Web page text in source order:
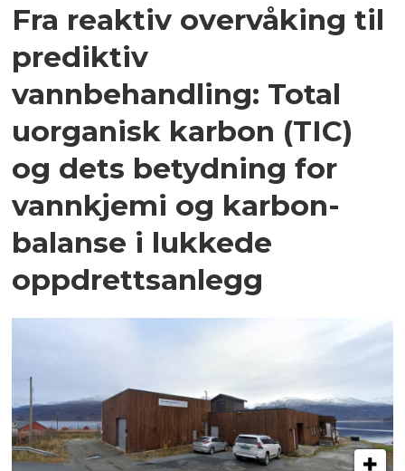
Fra reaktiv overvåking til
prediktiv
vannbehandling: Total
uorganisk karbon (TIC)
og dets betydning for
vannkjemi og karbon­
balanse i lukkede
oppdrettsanlegg